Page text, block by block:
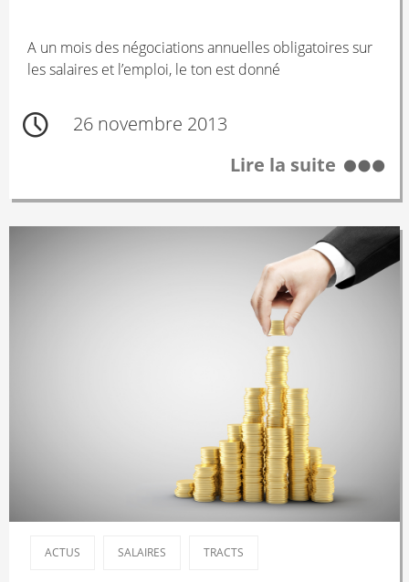
A un mois des négociations annuelles obligatoires sur
les salaires et l’emploi, le ton est donné
26 novembre 2013
Lire la suite
ACTUS SALAIRES TRACTS